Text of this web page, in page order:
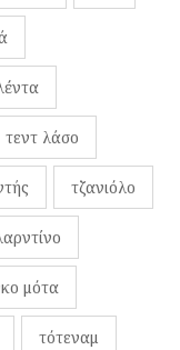
τεντ λάσο
τζανιόλο
μότα
τότεναμ